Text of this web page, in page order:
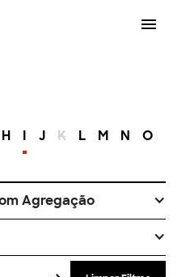
H I J K L M N O
Agregação